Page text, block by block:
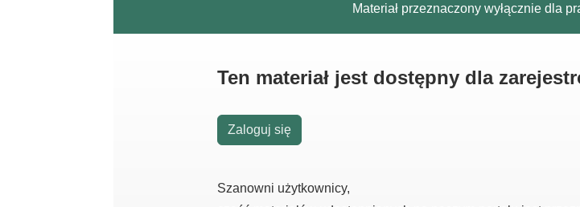
Materiał przeznaczony wyłącznie dla
Ten materiał jest dostępny dla
Zaloguj się
Szanowni użytkownicy,